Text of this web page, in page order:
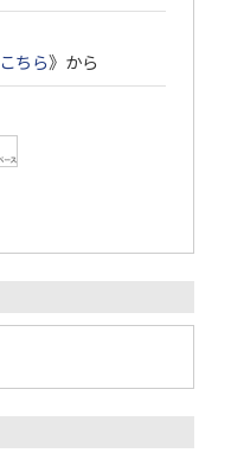
こちら》から